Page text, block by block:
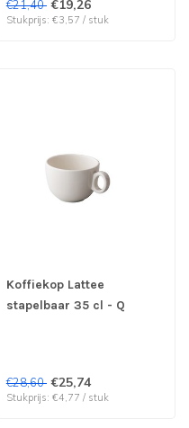
€21,40 €19,26
Stukprijs: €3,57 / stuk
Koffiekop Lattee
stapelbaar 35 cl - Q
€28,60 €25,74
Stukprijs: €4,77 / stuk